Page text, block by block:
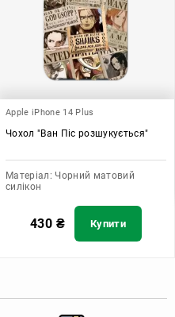
Apple iPhone 14 Plus
Чохол "Ван Піс розшукується"
Матеріал: Чорний матовий
силікон
430 ₴ Купити